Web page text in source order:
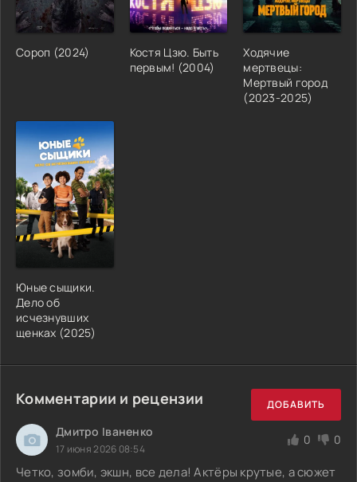
Сороп (2024)
Костя Цзю. Быть
первым! (2004)
Ходячие
мертвецы:
Мертвый город
(2023-2025)
Юные сыщики.
Дело об
исчезнувших
щенках (2025)
Комментарии и рецензии ДОБАВИТЬ
Дмитро Іваненко
17 июня 2026 08:54
0 0
Четко, зомби, экшн, все дела! Актёры крутые, а сюжет